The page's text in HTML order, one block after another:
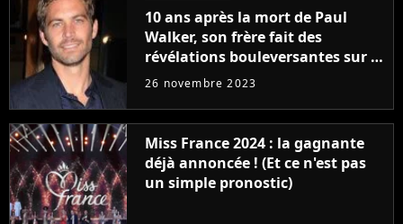
10 ans après la mort de Paul
Walker, son frère fait des
révélations bouleversantes sur la
réaction des acteurs de Fast and
26 novembre 2023
Miss France 2024 : la gagnante
déjà annoncée ! (Et ce n'est pas
un simple pronostic)